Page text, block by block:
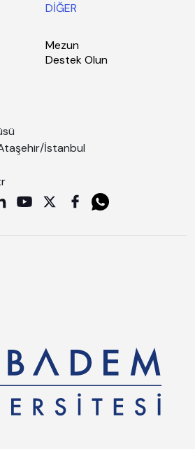
DİĞER
Mezun
Destek Olun
İstanbul